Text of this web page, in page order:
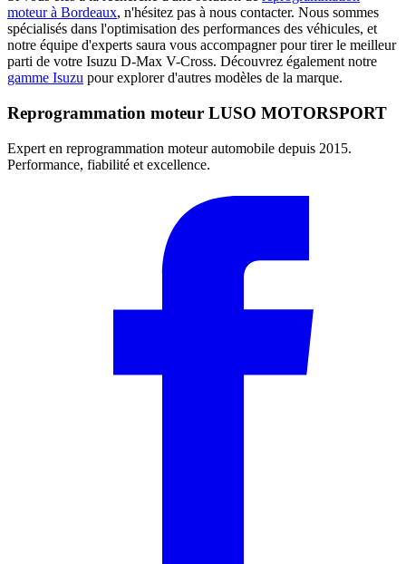
moteur à Bordeaux, n'hésitez pas à nous contacter. Nous sommes
spécialisés dans l'optimisation des performances des véhicules, et
notre équipe d'experts saura vous accompagner pour tirer le meilleur
parti de votre Isuzu D-Max V-Cross. Découvrez également notre
gamme Isuzu pour explorer d'autres modèles de la marque.
Reprogrammation moteur LUSO MOTORSPORT
Expert en reprogrammation moteur automobile depuis 2015.
Performance, fiabilité et excellence.